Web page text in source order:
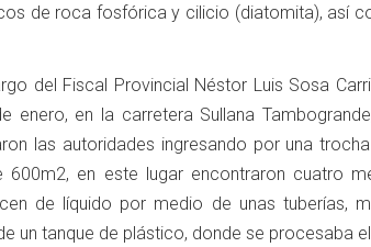
de roca fosfórica y cilicio (diatomita), así
del Fiscal Provincial Néstor Luis Sosa
enero, en la carretera Sullana
las autoridades ingresando por una
600m2, en este lugar encontraron cuatro
de líquido por medio de unas tuberías,
un tanque de plástico, donde se procesaba el